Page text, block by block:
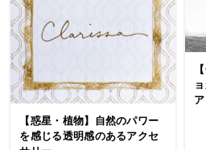
【惑星・植物】自然のパワー
を感じる透明感のあるアクセ